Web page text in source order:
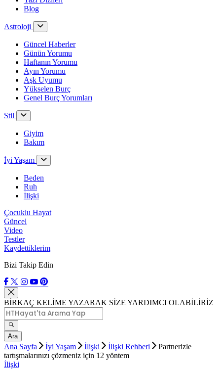
Blog
Astroloji
Güncel Haberler
Günün Yorumu
Haftanın Yorumu
Ayın Yorumu
Aşk Uyumu
Yükselen Burç
Genel Burç Yorumları
Stil
Giyim
Bakım
İyi Yaşam
Beden
Ruh
İlişki
Çocuklu Hayat
Güncel
Video
Testler
Kaydettiklerim
Bizi Takip Edin
BİRKAÇ KELİME YAZARAK SİZE YARDIMCI OLABİLİRİZ
Ara
Ana Sayfa İyi Yaşam İlişki İlişki Rehberi
Partnerizle
tartışmalarınızı çözmeniz için 12 yöntem
İlişki